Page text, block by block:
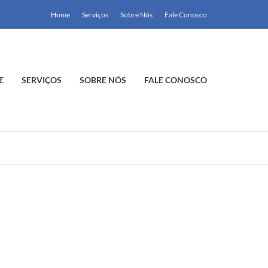
Home Serviços Sobre Nós Fale Conosco
SERVIÇOS SOBRE NÓS FALE CONOSCO